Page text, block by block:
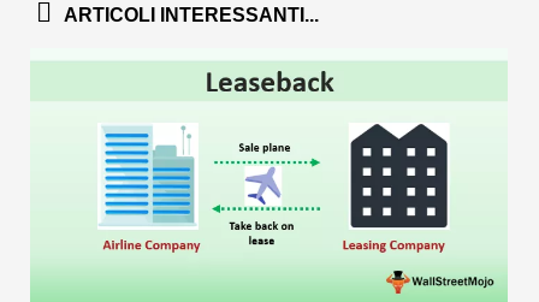
ARTICOLI INTERESSANTI...